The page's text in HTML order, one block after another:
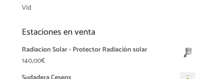
Vid
Estaciones en venta
Radiacion Solar - Protector Radiación solar
140,00€